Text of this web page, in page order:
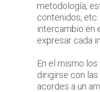
metodología,
contenidos,
intercambio en
expresar cada
En el mismo
dirigirse con
acordes a un